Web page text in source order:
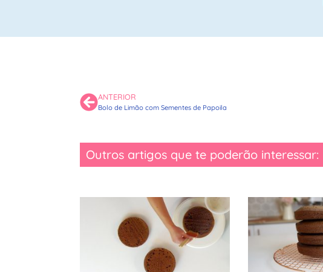
ANTERIOR
Bolo de Limão com Sementes de Papoila
Outros artigos que te poderão interessar: